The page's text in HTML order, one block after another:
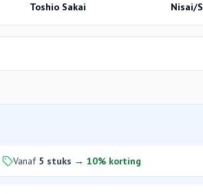
Toshio Sakai Nisai/
Vanaf 5 stuks → 10% korting